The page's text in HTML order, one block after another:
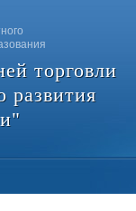
торговли
развития